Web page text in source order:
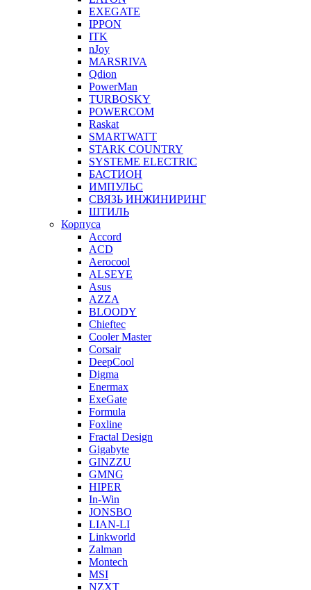
EXEGATE
IPPON
ITK
nJoy
MARSRIVA
Qdion
PowerMan
TURBOSKY
POWERCOM
Raskat
SMARTWATT
STARK COUNTRY
SYSTEME ELECTRIC
БАСТИОН
ИМПУЛЬС
СВЯЗЬ ИНЖИНИРИНГ
ШТИЛЬ
Корпуса
Accord
ACD
Aerocool
ALSEYE
Asus
AZZA
BLOODY
Chieftec
Cooler Master
Corsair
DeepCool
Digma
Enermax
ExeGate
Formula
Foxline
Fractal Design
Gigabyte
GINZZU
GMNG
HIPER
In-Win
JONSBO
LIAN-LI
Linkworld
Zalman
Montech
MSI
NZXT